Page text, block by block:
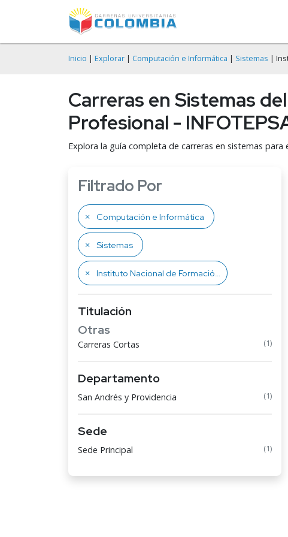
Inicio | Explorar | Computación e Informática | Sistemas |
Carreras en Sistemas
Profesional -
Explora la guía completa de carreras en sistemas
Filtrado Por
Computación e Informática
Sistemas
Instituto Nacional de Formación Técnico Profesional
Titulación
Otras
Carreras Cortas (1)
Departamento
San Andrés y Providencia (1)
Sede
Sede Principal (1)